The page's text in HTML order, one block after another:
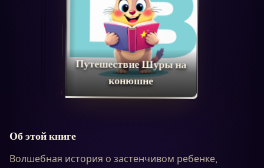
Путешествие Шуры на
конюшне
Об этой книге
Волшебная история о застенчивом ребенке,